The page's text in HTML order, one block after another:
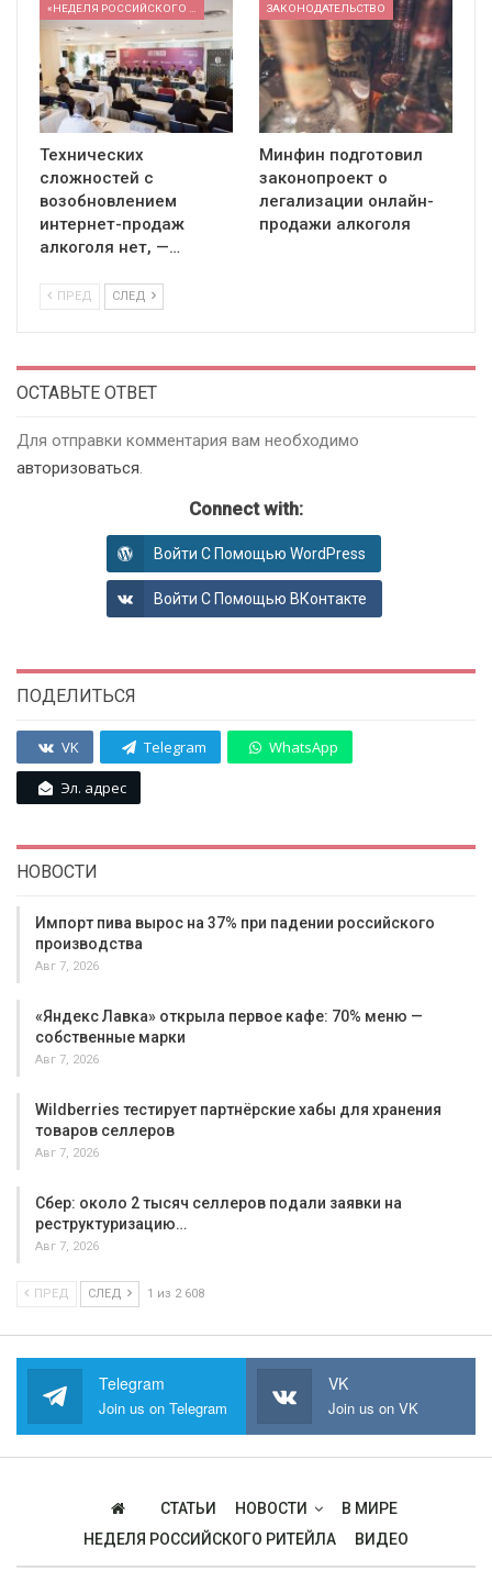
Технических
сложностей с
возобновлением
интернет-продаж
алкоголя нет, —…
ЗАКОНОДАТЕЛЬСТВО
Минфин подготовил
законопроект о
легализации онлайн-
продажи алкоголя
ПРЕД СЛЕД
ОСТАВЬТЕ ОТВЕТ
Для отправки комментария вам необходимо
авторизоваться.
Connect with:
Войти С Помощью WordPress
Войти С Помощью ВКонтакте
ПОДЕЛИТЬСЯ
VK Telegram WhatsApp
Эл. адрес
НОВОСТИ
Импорт пива вырос на 37% при падении российского
производства
Авг 7, 2026
«Яндекс Лавка» открыла первое кафе: 70% меню —
собственные марки
Авг 7, 2026
Wildberries тестирует партнёрские хабы для хранения
товаров селлеров
Авг 7, 2026
Сбер: около 2 тысяч селлеров подали заявки на
реструктуризацию…
Авг 7, 2026
ПРЕД СЛЕД 1 из 2 608
Telegram
Join us on Telegram
VK
Join us on VK
СТАТЬИ НОВОСТИ
В МИРЕ
НЕДЕЛЯ РОССИЙСКОГО РИТЕЙЛА
ВИДЕО